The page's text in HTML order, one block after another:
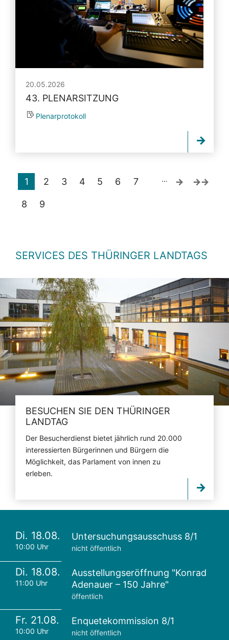
20.05.2026
43. PLENARSITZUNG
Plenarprotokoll
1 2 3 4 5 6 7
8 9
…
SERVICES DES THÜRINGER LANDTAGS
BESUCHEN SIE DEN THÜRINGER
LANDTAG
Der Besucherdienst bietet jährlich rund 20.000
interessierten Bürgerinnen und Bürgern die
Möglichkeit, das Parlament von innen zu
erleben.
Di. 18.08.
10:00 Uhr
Untersuchungsausschuss 8/1
nicht öffentlich
Di. 18.08.
11:00 Uhr
Ausstellungseröffnung "Konrad
Adenauer – 150 Jahre"
öffentlich
Fr. 21.08.
10:00 Uhr
Enquetekommission 8/1
nicht öffentlich